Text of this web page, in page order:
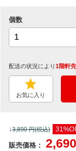
個数
配送の状況により 1階軒
お気に入り
↓3,890円(税込)
販売価格： 2,690